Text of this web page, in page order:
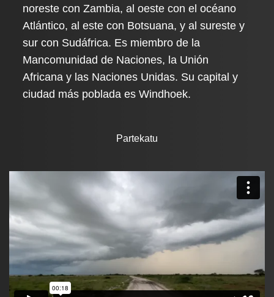
noreste con Zambia, al oeste con el océano
Atlántico, al este con Botsuana, y al sureste y
sur con Sudáfrica. Es miembro de la
Mancomunidad de Naciones, la Unión
Africana y las Naciones Unidas. Su capital y
ciudad más poblada es Windhoek.
Partekatu